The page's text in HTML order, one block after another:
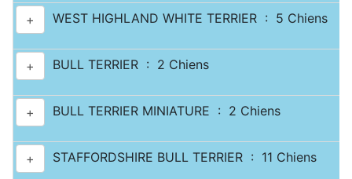
+ WEST HIGHLAND WHITE TERRIER : 5 Chiens
+ BULL TERRIER : 2 Chiens
+ BULL TERRIER MINIATURE : 2 Chiens
+ STAFFORDSHIRE BULL TERRIER : 11 Chiens